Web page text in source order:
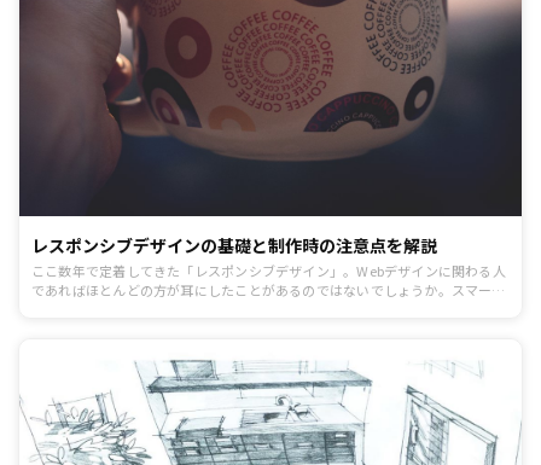
レスポンシブデザインの基礎と制作時の注意点を解説
ここ数年で定着してきた「レスポンシブデザイン」。Webデザインに関わる人
であればほとんどの方が耳にしたことがあるのではないでしょうか。スマート